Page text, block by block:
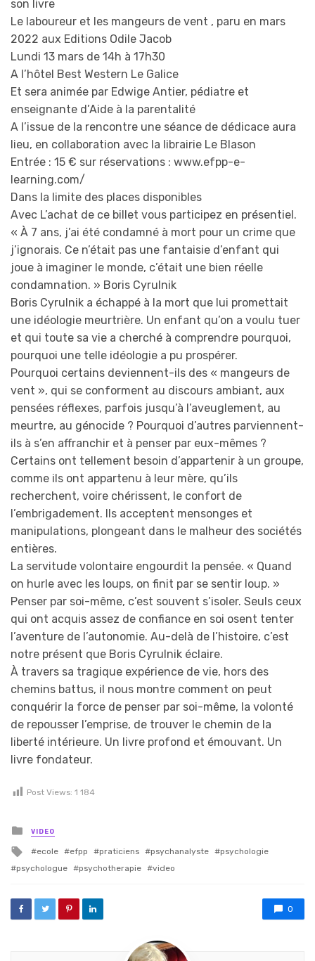
son livre
Le laboureur et les mangeurs de vent , paru en mars
2022 aux Editions Odile Jacob
Lundi 13 mars de 14h à 17h30
A l’hôtel Best Western Le Galice
Et sera animée par Edwige Antier, pédiatre et
enseignante d’Aide à la parentalité
A l’issue de la rencontre une séance de dédicace aura
lieu, en collaboration avec la librairie Le Blason
Entrée : 15 € sur réservations : www.efpp-e-
learning.com/
Dans la limite des places disponibles
Avec L’achat de ce billet vous participez en présentiel.
« À 7 ans, j’ai été condamné à mort pour un crime que
j’ignorais. Ce n’était pas une fantaisie d’enfant qui
joue à imaginer le monde, c’était une bien réelle
condamnation. » Boris Cyrulnik
Boris Cyrulnik a échappé à la mort que lui promettait
une idéologie meurtrière. Un enfant qu’on a voulu tuer
et qui toute sa vie a cherché à comprendre pourquoi,
pourquoi une telle idéologie a pu prospérer.
Pourquoi certains deviennent-ils des « mangeurs de
vent », qui se conforment au discours ambiant, aux
pensées réflexes, parfois jusqu’à l’aveuglement, au
meurtre, au génocide ? Pourquoi d’autres parviennent-
ils à s’en affranchir et à penser par eux-mêmes ?
Certains ont tellement besoin d’appartenir à un groupe,
comme ils ont appartenu à leur mère, qu’ils
recherchent, voire chérissent, le confort de
l’embrigadement. Ils acceptent mensonges et
manipulations, plongeant dans le malheur des sociétés
entières.
La servitude volontaire engourdit la pensée. « Quand
on hurle avec les loups, on finit par se sentir loup. »
Penser par soi-même, c’est souvent s’isoler. Seuls ceux
qui ont acquis assez de confiance en soi osent tenter
l’aventure de l’autonomie. Au-delà de l’histoire, c’est
notre présent que Boris Cyrulnik éclaire.
À travers sa tragique expérience de vie, hors des
chemins battus, il nous montre comment on peut
conquérir la force de penser par soi-même, la volonté
de repousser l’emprise, de trouver le chemin de la
liberté intérieure. Un livre profond et émouvant. Un
livre fondateur.
Post Views: 1 184
Posted in
VIDEO
Tagged with
ecole efpp praticiens psychanalyste
psychologie
psychologue
psychotherapie video
0